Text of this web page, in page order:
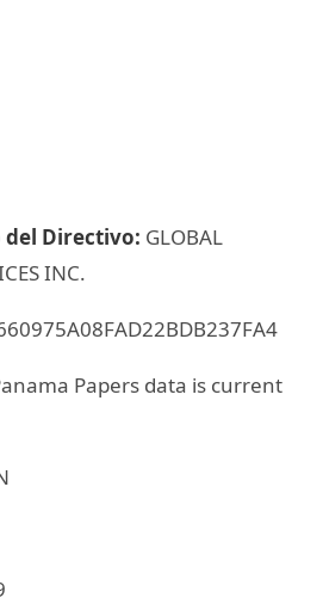
Directivo: GLOBAL
INC.
Papers data is current